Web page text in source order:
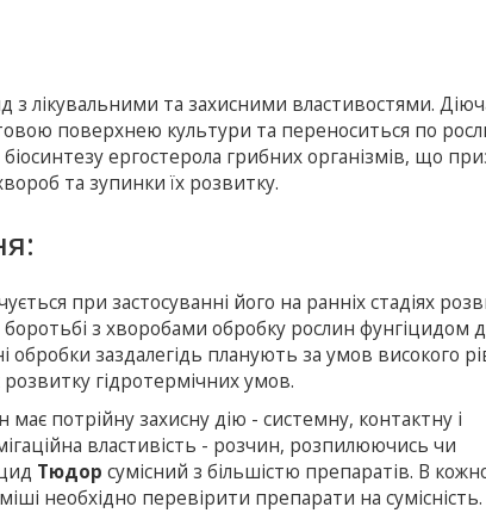
з лікувальними та захисними властивостями.
поверхнею культури та переноситься по
біосинтезу ергостерола грибних організмів, що
та зупинки їх розвитку.
при застосуванні його на ранніх стадіях
з хворобами обробку рослин фунгіцидом
заздалегідь планують за умов високого
гідротермічних умов.
потрійну захисну дію - системну, контактну і
властивість - розчин, розпилюючись чи
Тюдорсумісний з більшістю препаратів. В
необхідно перевірити препарати на сумісність.